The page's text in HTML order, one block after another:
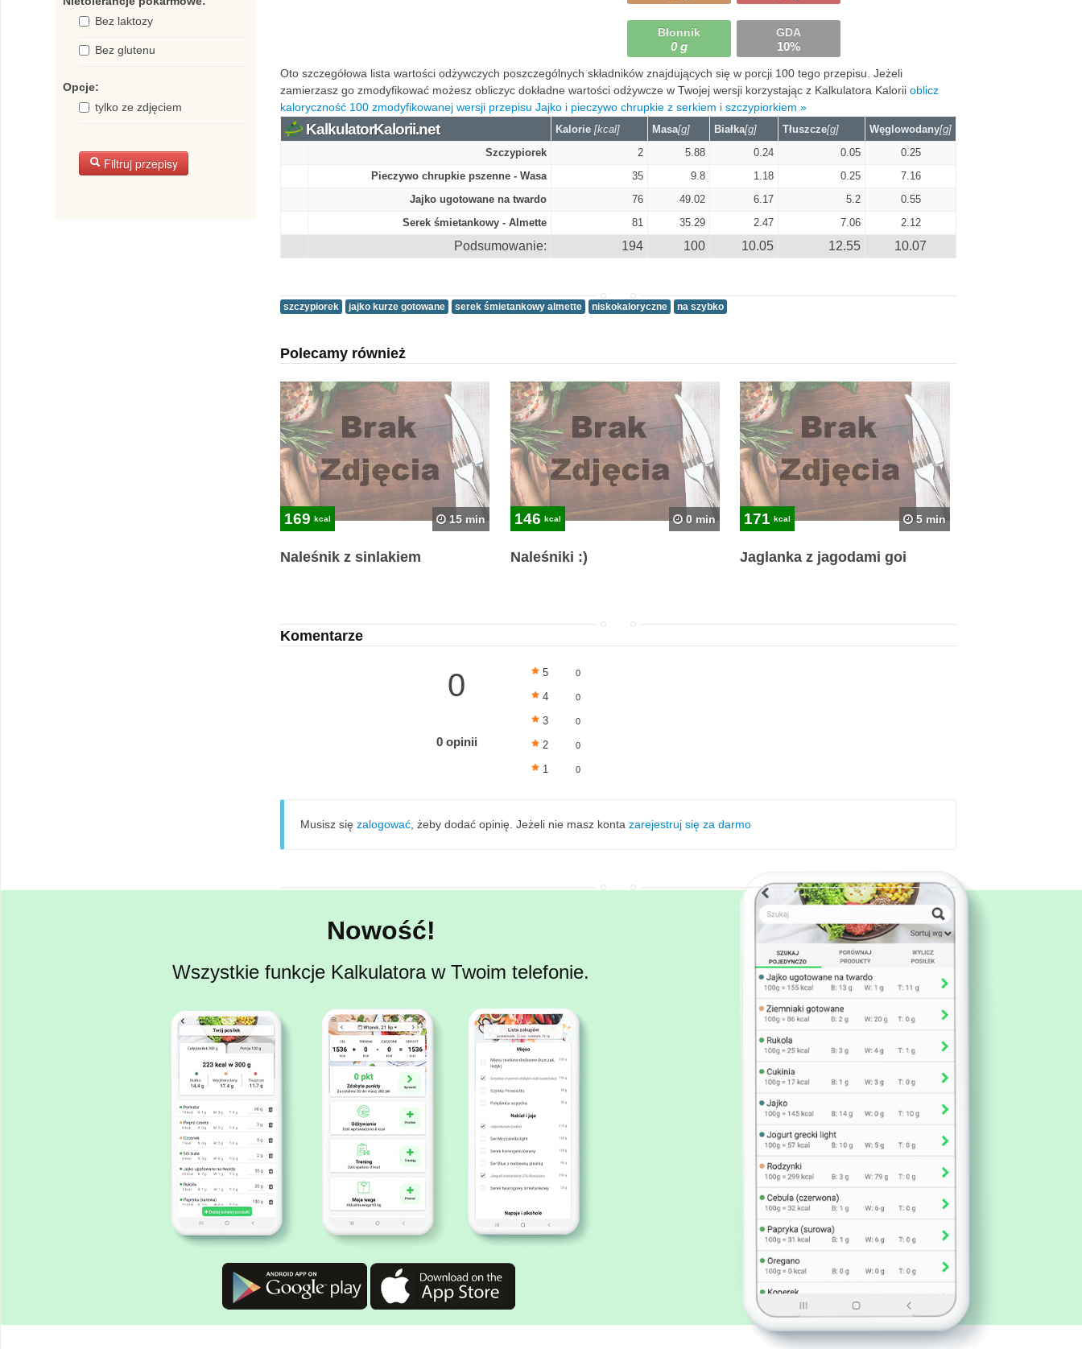
Bez laktozy
Bez glutenu
Opcje:
tylko ze zdjęciem
Filtruj przepisy
Błonnik
0 g
GDA
10%
Oto szczegółowa lista wartości odżywczych poszczególnych składników znajdujących się w porcji 100 tego przepisu. Jeżeli
zamierzasz go zmodyfikować możesz obliczyc dokładne wartości odżywcze w Twojej wersji korzystając z Kalkulatora Kalorii oblicz
kaloryczność 100 zmodyfikowanej wersji przepisu Jajko i pieczywo chrupkie z serkiem i szczypiorkiem »
KalkulatorKalorii.net Kalorie [kcal] Masa[g] Białka[g] Tłuszcze[g] Węglowodany[g]
Szczypiorek
2 5.88 0.24 0.05
0.25
Pieczywo chrupkie pszenne - Wasa
35 9.8 1.18 0.25
7.16
Jajko ugotowane na twardo
76 49.02 6.17 5.2
0.55
Serek śmietankowy - Almette
81 35.29 2.47 7.06 2.12
Podsumowanie: 194 100 10.05 12.55 10.07
szczypiorek jajko kurze gotowane serek śmietankowy almette niskokaloryczne na szybko
Polecamy również
169 kcal 15 min
Naleśnik z sinlakiem
146 kcal 0 min
Naleśniki :)
171 kcal 5 min
Jaglanka z jagodami goi
Komentarze
0
0 opinii
5 0
4 0
3 0
2 0
1 0
Musisz się zalogować , żeby dodać opinię. Jeżeli nie masz konta zarejestruj się za darmo
Nowość!
Wszystkie funkcje Kalkulatora w Twoim telefonie.